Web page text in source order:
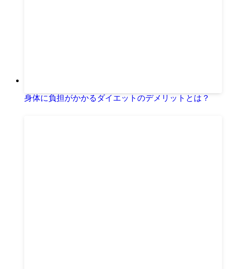
身体に負担がかかるダイエットのデメリットとは？